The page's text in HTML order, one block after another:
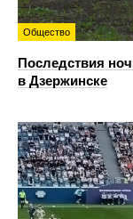
Общество
Последствия
в Дзержинске